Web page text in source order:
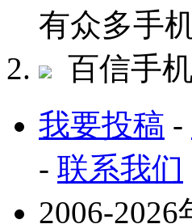
有众多手
百信手
我要投稿 -
- 联系我们
2006-